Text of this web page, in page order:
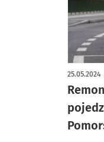
25.05.2024